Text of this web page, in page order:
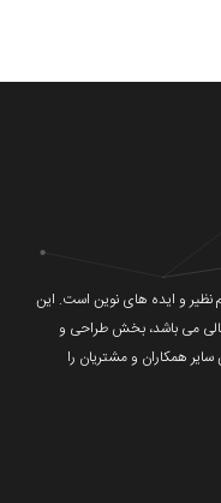
نظیر و ایده های نوین است. این
می باشد، بخش طراحی و
همکاران و مشتریان را